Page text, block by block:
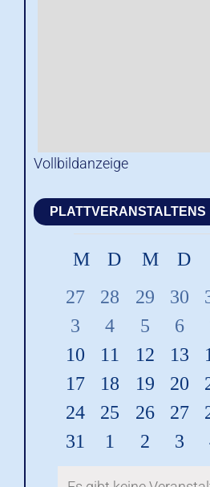
Vollbildanzeige
PLATTVERANSTALTENS